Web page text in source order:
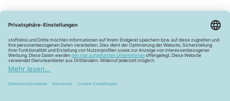
Widerrufsbelehrung Vertrag widerrufen
Barrierefreiheitserklärung